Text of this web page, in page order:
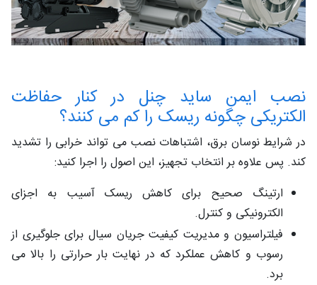
نصب ایمن ساید چنل‌ در کنار حفاظت‌
الکتریکی چگونه ریسک را کم می ‌کنند؟
در شرایط نوسان برق، اشتباهات نصب می ‌تواند خرابی را تشدید
کند. پس علاوه بر انتخاب تجهیز، این اصول را اجرا کنید:
ارتینگ صحیح برای کاهش ریسک آسیب به اجزای
الکترونیکی و کنترل.
فیلتراسیون و مدیریت کیفیت جریان سیال برای جلوگیری از
رسوب و کاهش عملکرد که در نهایت بار حرارتی را بالا می
‌برد.